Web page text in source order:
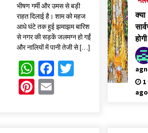
निजी विद्यालय संचालन के लिए नए नियम
ago
आड़ में पुजारी की जेब से 80 हजार
पार
ago
भीषण गर्मी और उमस से बड़ी
राहत दिलाई है। शाम को महज
आधे घंटे तक हुई झमाझम बारिश
से नगर की सड़कें जलमग्न हो गईं
और नालियों में पानी तेजी से […]
WhatsApp
Facebook
Twitter
Pinterest
Email
क्या
ago